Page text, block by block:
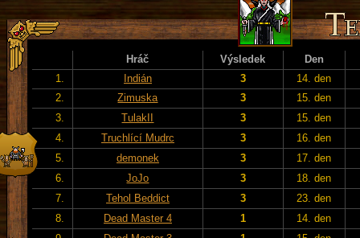
Hráč Výsledek
Den
1.
Indián 3
14. den
2.
Zimuska 3
15. den
3.
TulakII 3
15. den
4.
Truchlící Mudrc 3
16. den
5.
demonek 3
17. den
6.
JoJo 3
18. den
7.
Tehol Beddict 3
23. den
8.
Dead Master 4 1
14. den